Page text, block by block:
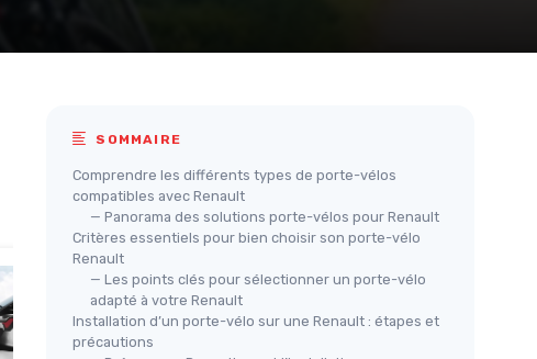
SOMMAIRE
Comprendre les différents types de porte-vélos
compatibles avec Renault
— Panorama des solutions porte-vélos pour Renault
Critères essentiels pour bien choisir son porte-vélo
Renault
— Les points clés pour sélectionner un porte-vélo
adapté à votre Renault
Installation d’un porte-vélo sur une Renault : étapes et
précautions